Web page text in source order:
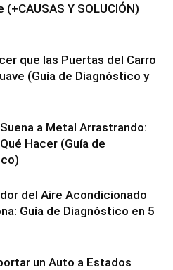
(+CAUSAS Y SOLUCIÓN)
que las Puertas del Carro
(Guía de Diagnóstico y
a Metal Arrastrando:
Hacer (Guía de
del Aire Acondicionado
Guía de Diagnóstico en 5
un Auto a Estados